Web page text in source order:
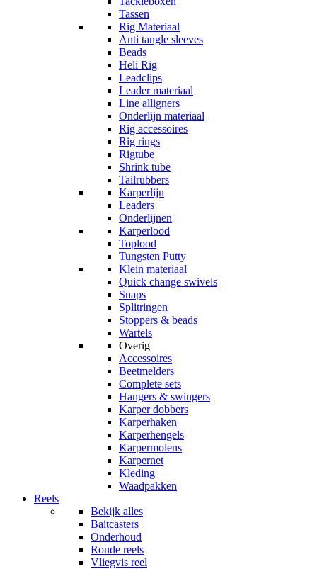
Tassen
Rig Materiaal
Anti tangle sleeves
Beads
Heli Rig
Leadclips
Leader materiaal
Line alligners
Onderlijn materiaal
Rig accessoires
Rig rings
Rigtube
Shrink tube
Tailrubbers
Karperlijn
Leaders
Onderlijnen
Karperlood
Toplood
Tungsten Putty
Klein materiaal
Quick change swivels
Snaps
Splitringen
Stoppers & beads
Wartels
Overig
Accessoires
Beetmelders
Complete sets
Hangers & swingers
Karper dobbers
Karperhaken
Karperhengels
Karpermolens
Karpernet
Kleding
Waadpakken
Reels
Bekijk alles
Baitcasters
Onderhoud
Ronde reels
Vliegvis reel